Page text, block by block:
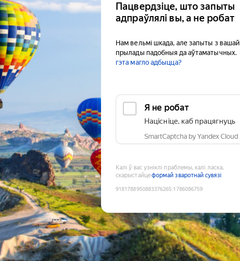
Пацвердзіце, што запыты
адпраўлялі вы, а не робат
Нам вельмі шкада, але запыты з вашай
прылады падобныя да аўтаматычных.
гэта магло адбыцца?
Я не робат
Націсніце, каб працягнуць
SmartCaptcha by Yandex Cloud
Калі ў вас узніклі праблемы, калі ласка,
скарыстайцеформай зваротнай сувязі
9181788950883376265:1786086759